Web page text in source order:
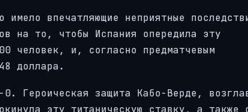
впечатляющие неприятные
на то, чтобы Испания опередила эту
человек, и, согласно предматчевым
доллара.
Героическая защита Кабо-Верде,
эту титаническую ставку, а также